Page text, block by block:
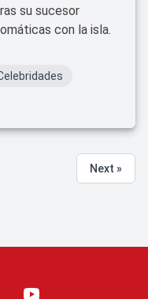
su sucesor
con la isla.
Next »